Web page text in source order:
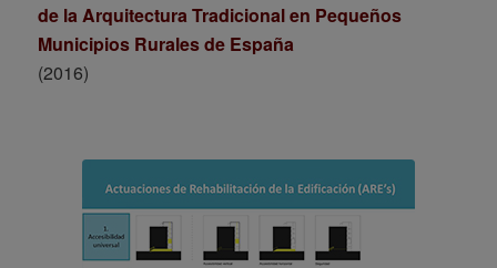
de la Arquitectura Tradicional en Pequeños
Municipios Rurales de España
(2016)